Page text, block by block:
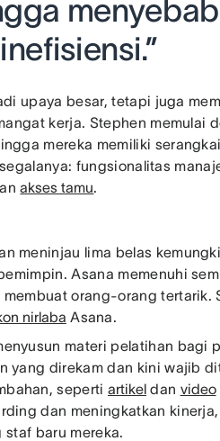
upaya besar, tetapi juga
kerja. Stephen memulai
mereka memiliki
fungsionalitas
akses tamu.
meninjau lima belas
Asana memenuhi
orang-orang tertarik.
nirlaba Asana.
materi pelatihan bagi
yang direkam dan kini wajib
seperti artikel dan video
dan meningkatkan kinerja,
baru mereka.